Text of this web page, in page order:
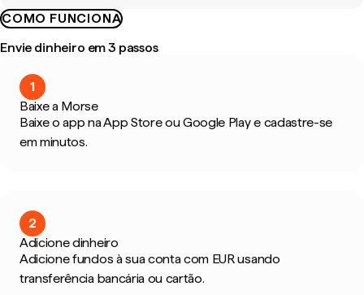
COMO FUNCIONA
Envie dinheiro em 3 passos
1
Baixe a Morse
Baixe o app na App Store ou Google Play e cadastre-se
em minutos.
2
Adicione dinheiro
Adicione fundos à sua conta com EUR usando
transferência bancária ou cartão.